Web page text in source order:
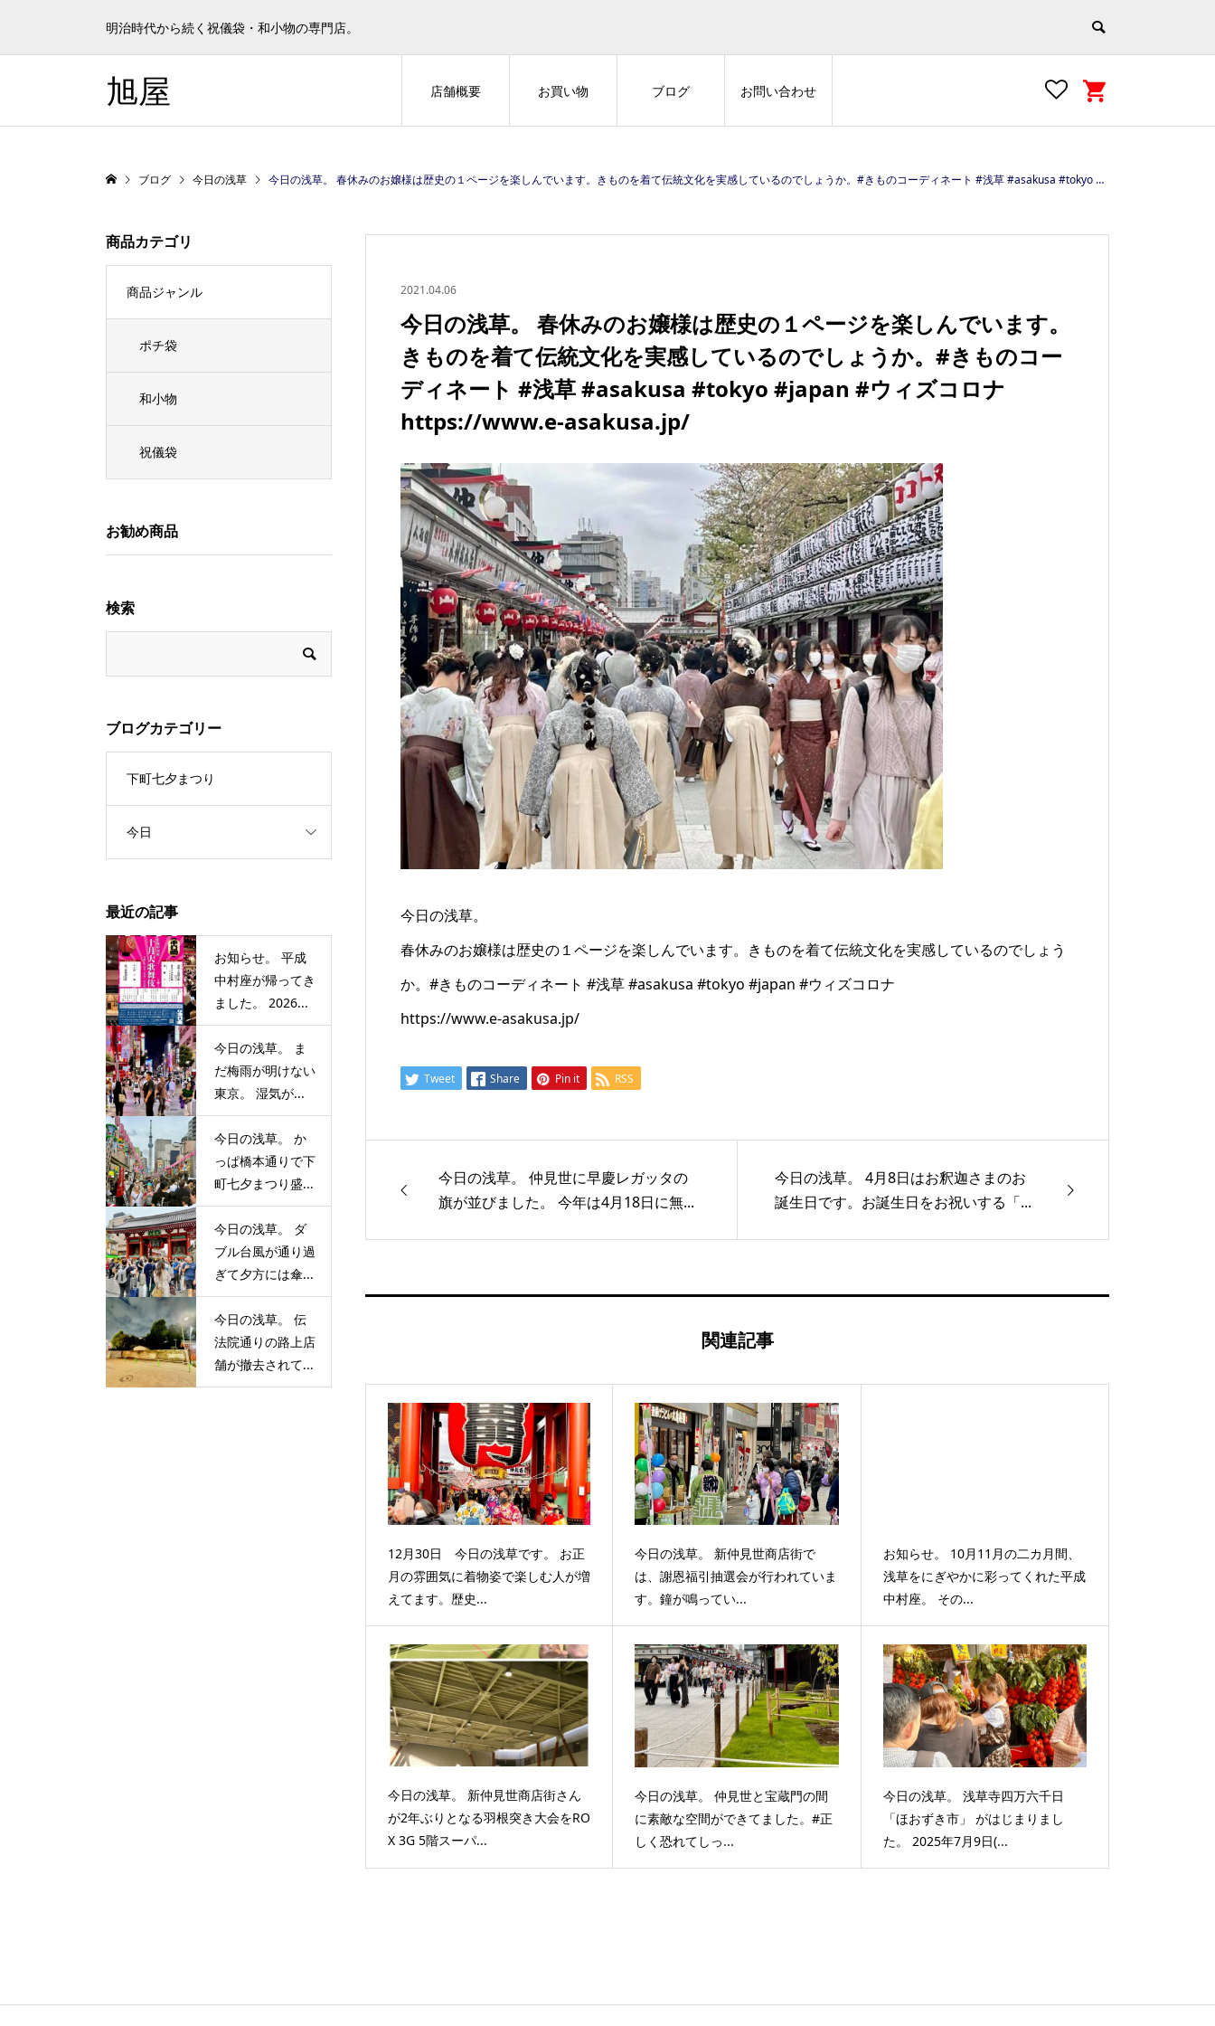
明治時代から続く祝儀袋・和小物の専門店。
旭屋 店舗概要 お買い物 ブログ お問い合わせ
ブログ 今日の浅草 今日の浅草。 春休みのお嬢様は歴史の１ページを楽しんでいます。きものを着て伝統文化を実感しているのでしょうか。#きものコーディネート #浅草 #asakusa #tokyo #japan #ウィズコロナ https://www.e-asakusa.jp/
2021.04.06
今日の浅草。 春休みのお嬢様は歴史の１ページを楽しんでいます。
きものを着て伝統文化を実感しているのでしょうか。#きものコー
ディネート #浅草 #asakusa #tokyo #japan #ウィズコロナ
https://www.e-asakusa.jp/
今日の浅草。
春休みのお嬢様は歴史の１ページを楽しんでいます。きものを着て伝統文化を実感しているのでしょう
か。#きものコーディネート #浅草 #asakusa #tokyo #japan #ウィズコロナ
https://www.e-asakusa.jp/
Tweet Share Pin it RSS
今日の浅草。 仲見世に早慶レガッタの
旗が並びました。 今年は4月18日に無...
今日の浅草。 4月8日はお釈迦さまのお
誕生日です。お誕生日をお祝いする「...
関連記事
12月30日 今日の浅草です。 お正
月の雰囲気に着物姿で楽しむ人が増
えてます。歴史...
今日の浅草。 新仲見世商店街で
は、謝恩福引抽選会が行われていま
す。鐘が鳴ってい...
お知らせ。 10月11月の二カ月間、
浅草をにぎやかに彩ってくれた平成
中村座。 その...
今日の浅草。 新仲見世商店街さん
が2年ぶりとなる羽根突き大会をRO
X 3G 5階スーパ...
今日の浅草。 仲見世と宝蔵門の間
に素敵な空間ができてました。#正
しく恐れてしっ...
今日の浅草。 浅草寺四万六千日
「ほおずき市」 がはじまりまし
た。 2025年7月9日(...
商品カテゴリ
商品ジャンル
ポチ袋
和小物
祝儀袋
お勧め商品
検索
ブログカテゴリー
下町七夕まつり
今日
最近の記事
お知らせ。 平成
中村座が帰ってき
ました。 2026...
今日の浅草。 ま
だ梅雨が明けない
東京。 湿気が...
今日の浅草。 か
っぱ橋本通りで下
町七夕まつり盛...
今日の浅草。 ダ
ブル台風が通り過
ぎて夕方には傘...
今日の浅草。 伝
法院通りの路上店
舗が撤去されて...